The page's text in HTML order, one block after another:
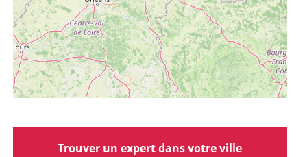
Trouver un expert dans votre ville